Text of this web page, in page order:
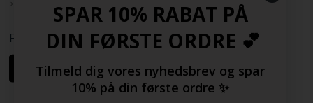
Følg os her
SPAR 10% RABAT PÅ
DIN FØRSTE ORDRE 💕
Tilmeld dig vores nyhedsbrev og spar
10% på din første ordre ✨